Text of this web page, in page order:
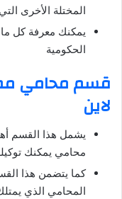
المختلة الأخرى
يمكنك معرفة كل ما
الحكومية
قسم محامي
لاين
يشمل هذا القسم
محامي يمكنك
كما يتضمن هذا
المحامي الذي